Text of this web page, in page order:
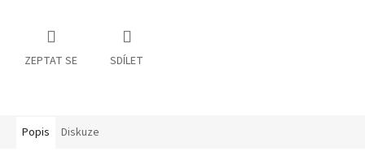
ZEPTAT SE SDÍLET
Popis Diskuze